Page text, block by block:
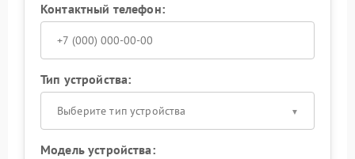
Контактный телефон:
Тип устройства:
Выберите тип устройства
Модель устройства: